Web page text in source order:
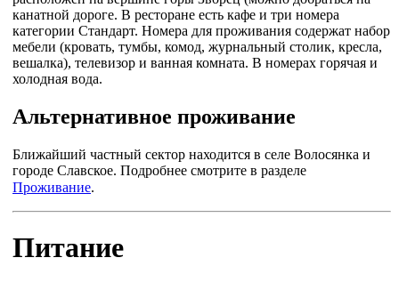
канатной дороге. В ресторане есть кафе и три номера
категории Стандарт. Номера для проживания содержат набор
мебели (кровать, тумбы, комод, журнальный столик, кресла,
вешалка), телевизор и ванная комната. В номерах горячая и
холодная вода.
Альтернативное проживание
Ближайший частный сектор находится в селе Волосянка и
городе Славское. Подробнее смотрите в разделе
Проживание.
Питание